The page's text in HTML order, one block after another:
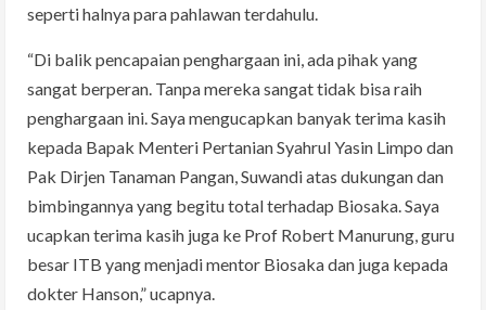
seperti halnya para pahlawan terdahulu.
“Di balik pencapaian penghargaan ini, ada pihak yang
sangat berperan. Tanpa mereka sangat tidak bisa raih
penghargaan ini. Saya mengucapkan banyak terima kasih
kepada Bapak Menteri Pertanian Syahrul Yasin Limpo dan
Pak Dirjen Tanaman Pangan, Suwandi atas dukungan dan
bimbingannya yang begitu total terhadap Biosaka. Saya
ucapkan terima kasih juga ke Prof Robert Manurung, guru
besar ITB yang menjadi mentor Biosaka dan juga kepada
dokter Hanson,” ucapnya.